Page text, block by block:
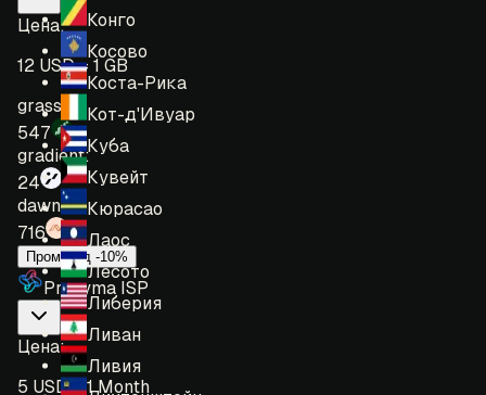
Конго
Косово
Коста-Рика
Кот-д'Ивуар
Куба
Кувейт
Кюрасао
Лаос
Лесото
Либерия
Ливан
Ливия
Цена:
12 USD = 1 GB
grass:
547
gradient:
24
dawn:
716
Промокод -10%
Proxyma ISP
Цена:
5 USD = 1 Month